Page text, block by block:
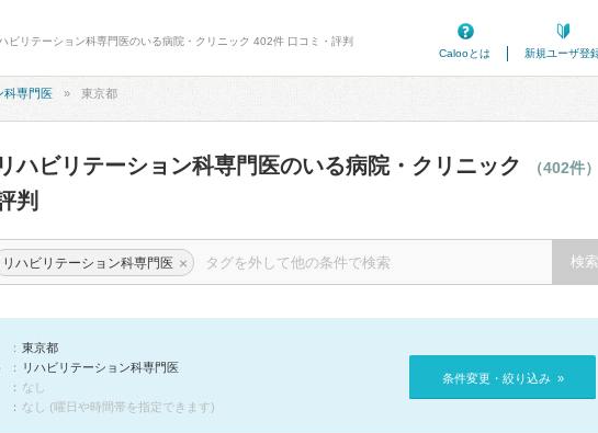
ビリテーション科専門医のいる病院・クリニック 402件 口コミ・評判
Calooとは
新規ユーザ登
科専門医 東京都
ハビリテーション科専門医のいる病院・クリニック （402件）
判
リハビリテーション科専門医 ×
東京都
リハビリテーション科専門医
なし
なし (曜日や時間帯を指定できます)
条件変更・絞り込み »